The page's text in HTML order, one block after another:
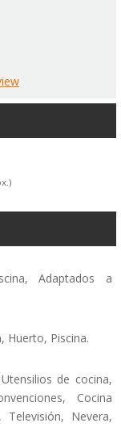
Adaptados a
Huerto, Piscina.
de cocina,
Cocina
Nevera,